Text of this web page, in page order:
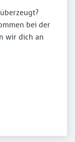
bei der
wir dich an